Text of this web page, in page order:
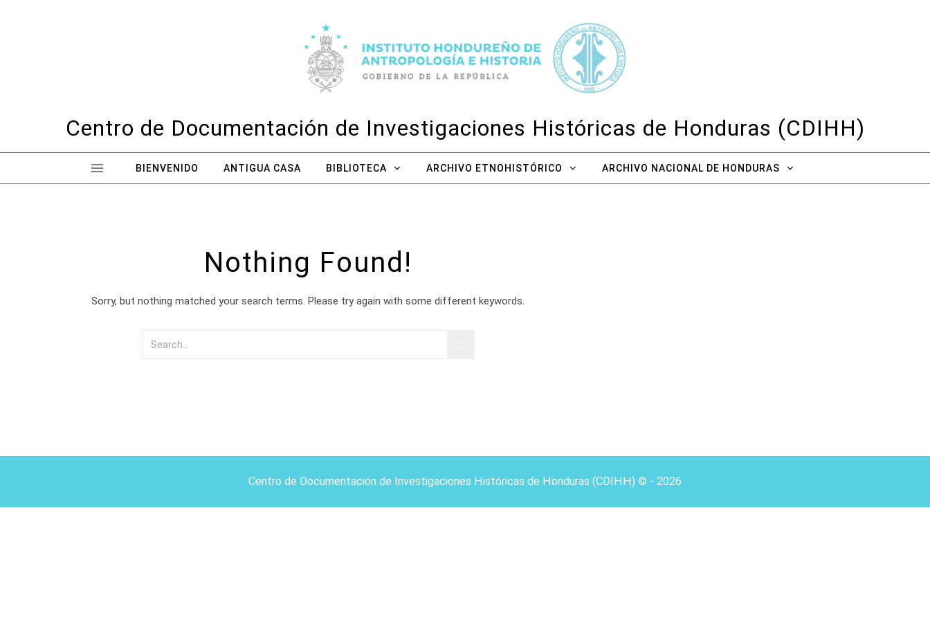
Centro de Documentación de Investigaciones Históricas de Honduras (CDIHH)
BIENVENIDO ANTIGUA CASA BIBLIOTECA ARCHIVO ETNOHISTÓRICO ARCHIVO NACIONAL DE HONDURAS
Nothing Found!
Sorry, but nothing matched your search terms. Please try again with some different keywords.
Centro de Documentación de Investigaciones Históricas de Honduras (CDIHH) © - 2026